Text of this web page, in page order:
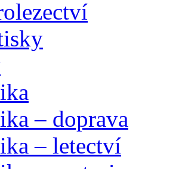
– doprava
– letectví